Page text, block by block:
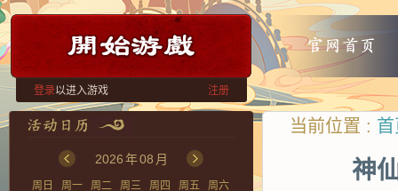
登录以进入游戏 注册
2026年08 月
周日 周一 周二 周三 周四 周五
周六
当前位置 :
神